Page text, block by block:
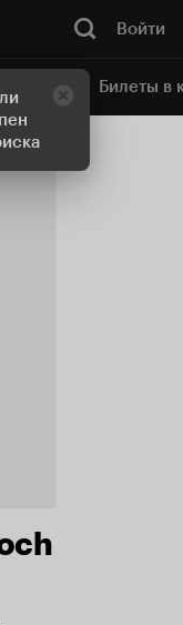
Войти
Билеты в